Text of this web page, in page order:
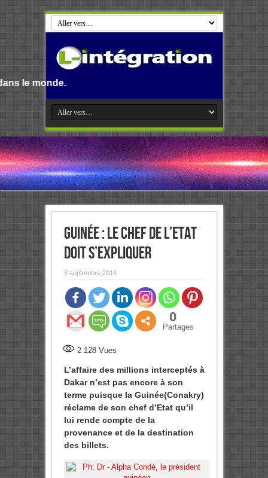
Guinée : Le chef de l’Etat
doit s’expliquer
8 septembre 2014
0
Partages
2 128Vues
L’affaire des millions interceptés à
Dakar n’est pas encore à son
terme puisque la Guinée(Conakry)
réclame de son chef d’Etat qu’il
lui rende compte de la
provenance et de la destination
des billets.